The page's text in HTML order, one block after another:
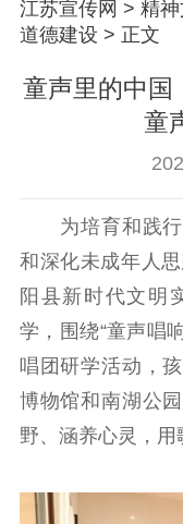
通知公告
信息公开
告
江苏宣传网 > 精神
道德建设 > 正文
童声里的中国
童
为培育和践行
和深化未成年人
阳县新时代文明
学，围绕“童声唱
唱团研学活动，
博物馆和南湖公
野、涵养心灵，用